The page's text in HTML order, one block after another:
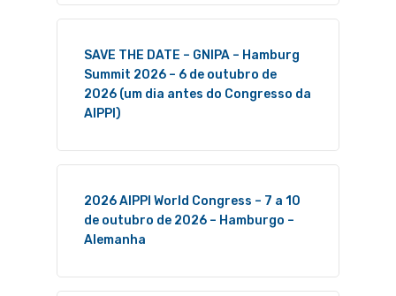
SAVE THE DATE – GNIPA – Hamburg
Summit 2026 – 6 de outubro de
2026 (um dia antes do Congresso da
AIPPI)
2026 AIPPI World Congress – 7 a 10
de outubro de 2026 – Hamburgo –
Alemanha